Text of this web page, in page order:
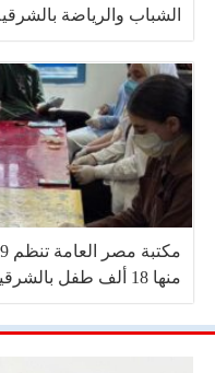
الشباب والرياضة
منها 18 ألف طفل بالشرقية